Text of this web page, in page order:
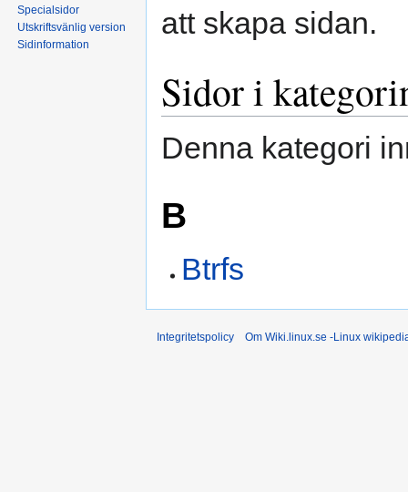
att skapa sidan.
Sidor i
Denna kategori
B
Btrfs
Specialsidor
Utskriftsvänlig version
Sidinformation
Integritetspolicy Om Wiki.linux.se -Linux